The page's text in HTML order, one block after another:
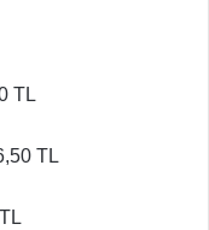
TL
TL